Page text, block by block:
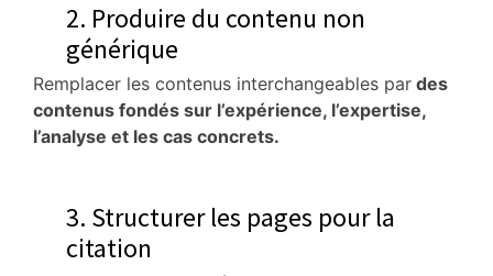
2. Produire du contenu non
générique
Remplacer les contenus interchangeables par des
contenus fondés sur l’expérience, l’expertise,
l’analyse et les cas concrets.
3. Structurer les pages pour la
citation